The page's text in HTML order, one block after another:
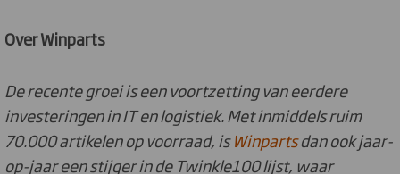
Over Winparts
De recente groei is een voortzetting van eerdere
investeringen in IT en logistiek. Met inmiddels ruim
70.000 artikelen op voorraad, isWinpartsdan ook jaar-
op-jaar een stijger in de Twinkle100 lijst, waar